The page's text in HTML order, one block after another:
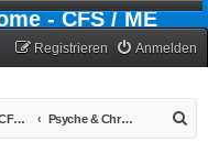
- CFS / ME
Anmelden
Registrieren
Schwerpunkt CFS - Chronic-Fatigue-Syndrom Psyche & Chronic-Fatigue-Syndrom